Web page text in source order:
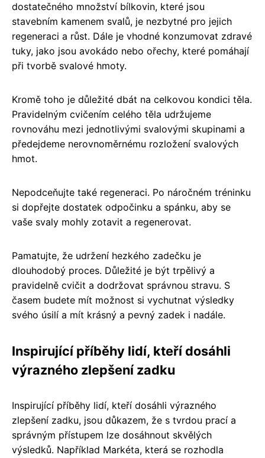
dostatečného množství bílkovin, které jsou
stavebním kamenem svalů, je nezbytné pro jejich
regeneraci a růst. Dále je vhodné konzumovat zdravé
tuky, jako jsou avokádo nebo ořechy, které pomáhají
při tvorbě svalové hmoty.
Kromě toho je důležité dbát na celkovou kondici těla.
Pravidelným cvičením celého těla udržujeme
rovnováhu mezi jednotlivými svalovými skupinami a
předejdeme nerovnoměrnému rozložení svalových
hmot.
Nepodceňujte také regeneraci. Po náročném tréninku
si dopřejte dostatek odpočinku a spánku, aby se
vaše svaly mohly zotavit a regenerovat.
Pamatujte, že udržení hezkého zadečku je
dlouhodobý proces. Důležité je být trpělivý a
pravidelně cvičit a dodržovat správnou stravu. S
časem budete mít možnost si vychutnat výsledky
svého úsilí a mít krásný a pevný zadek i nadále.
Inspirující příběhy lidí, kteří dosáhli
výrazného zlepšení zadku
Inspirující příběhy lidí, kteří dosáhli výrazného
zlepšení zadku, jsou důkazem, že s tvrdou prací a
správným přístupem lze dosáhnout skvělých
výsledků. Například Markéta, která se rozhodla